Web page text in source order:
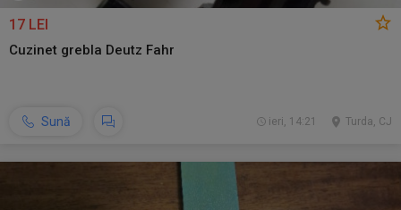
17 LEI
Cuzinet grebla Deutz Fahr
Sună Turda, CJ
ieri, 14:21